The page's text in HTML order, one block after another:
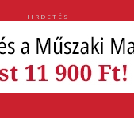
HIRDETÉS